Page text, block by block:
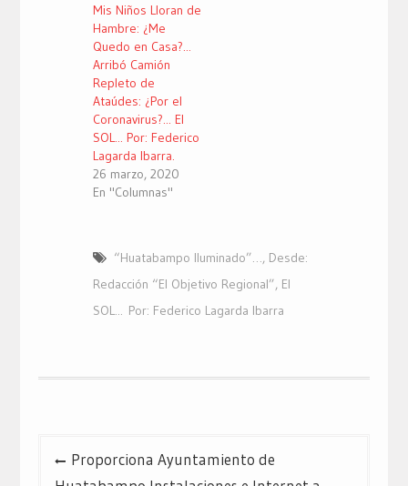
Mis Niños Lloran de
Hambre: ¿Me
Quedo en Casa?...
Arribó Camión
Repleto de
Ataúdes: ¿Por el
Coronavirus?... El
SOL... Por: Federico
Lagarda Ibarra.
26 marzo, 2020
En "Columnas"
“Huatabampo Iluminado”…, Desde:
Redacción “El Objetivo Regional”, El
SOL... Por: Federico Lagarda Ibarra
Proporciona Ayuntamiento de